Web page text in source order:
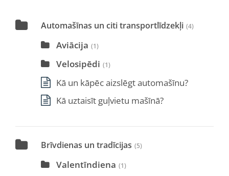
Automašīnas un citi transportlīdzekļi (4)
Aviācija (1)
Velosipēdi (1)
Kā un kāpēc aizslēgt automašīnu?
Kā uztaisīt guļvietu mašīnā?
Brīvdienas un tradīcijas (5)
Valentīndiena (1)